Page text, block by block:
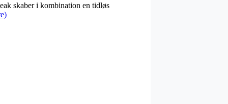
skaber i kombination en tidløs